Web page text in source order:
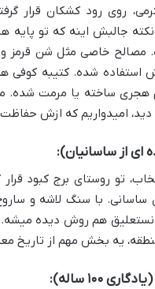
روی رود کشکان قرار
جالبش اینه که تو پایه
مصالح خاصی مثل شن قرمز
استفاده شده. کتیبه کوفی
هجری ساخته یا مرمت شده.
ای از ساسانیان):
تو روستای برج کبود
ساسانی. با سنگ لاشه و
هم روش دیده
یه بخش مهم از تاریخ
۱۰۰ ساله):